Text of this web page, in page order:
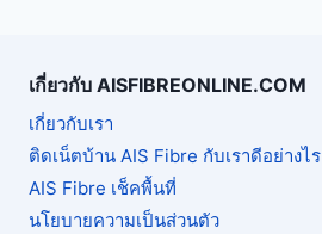
เกี่ยวกับ AISFIBREONLINE.COM
เกี่ยวกับเรา
ติดเน็ตบ้าน AIS Fibre กับเราดีอย่างไร
AIS Fibre เช็คพื้นที่
นโยบายความเป็นส่วนตัว